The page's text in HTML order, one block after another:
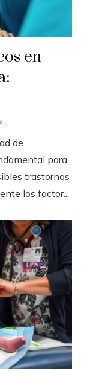
en
de
para
trastornos
los factor...